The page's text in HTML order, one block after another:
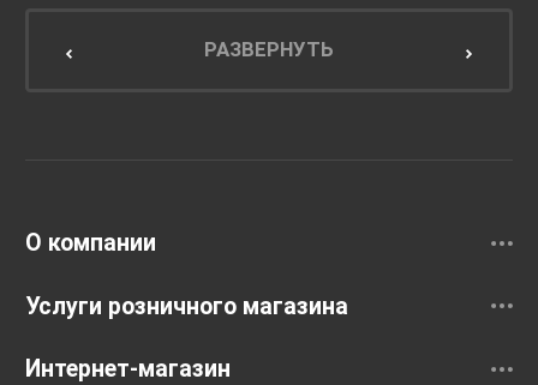
Мебель для кухниРАЗВЕРНУТЬ
О компании
Услуги розничного магазина
Интернет-магазин